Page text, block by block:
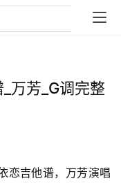
万芳_G调完整
恋吉他谱，万芳演唱